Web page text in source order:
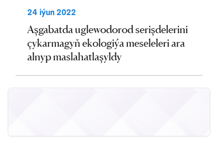
24 iýun 2022
Aşgabatda uglewodorod serişdelerini
çykarmagyň ekologiýa meseleleri ara
alnyp maslahatlaşyldy